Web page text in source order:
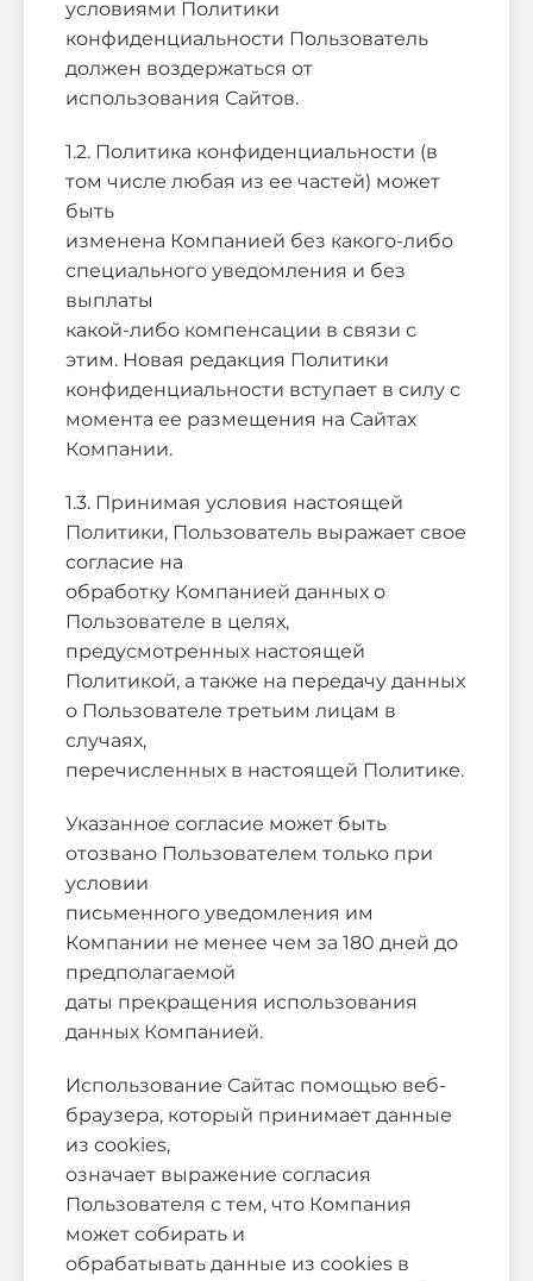
условиями Политики
конфиденциальности Пользователь
должен воздержаться от
использования Сайтов.
1.2. Политика конфиденциальности (в
том числе любая из ее частей) может
быть
изменена Компанией без какого-либо
специального уведомления и без
выплаты
какой-либо компенсации в связи с
этим. Новая редакция Политики
конфиденциальности вступает в силу с
момента ее размещения на Сайтах
Компании.
1.3. Принимая условия настоящей
Политики, Пользователь выражает свое
согласие на
обработку Компанией данных о
Пользователе в целях,
предусмотренных настоящей
Политикой, а также на передачу данных
о Пользователе третьим лицам в
случаях,
перечисленных в настоящей Политике.
Указанное согласие может быть
отозвано Пользователем только при
условии
письменного уведомления им
Компании не менее чем за 180 дней до
предполагаемой
даты прекращения использования
данных Компанией.
Использование Сайтас помощью веб-
браузера, который принимает данные
из cookies,
означает выражение согласия
Пользователя с тем, что Компания
может собирать и
обрабатывать данные из cookies в